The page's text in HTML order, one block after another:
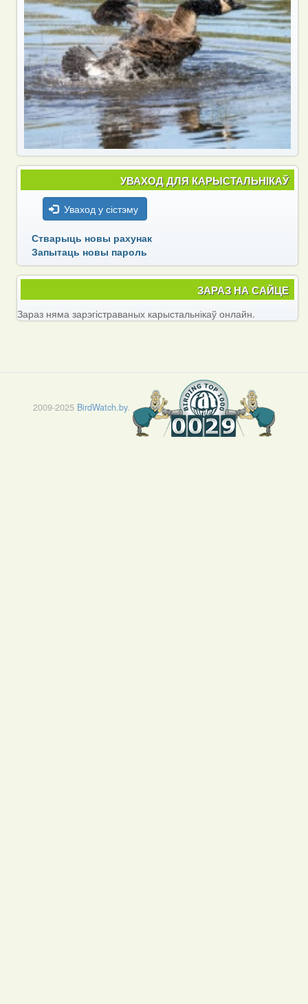
УВАХОД ДЛЯ КАРЫСТАЛЬНІКАЎ
Уваход у сістэму
Стварыць новы рахунак
Запытаць новы пароль
ЗАРАЗ НА САЙЦЕ
Зараз няма зарэгістраваных карыстальнікаў онлайн.
2009-2025 BirdWatch.by.